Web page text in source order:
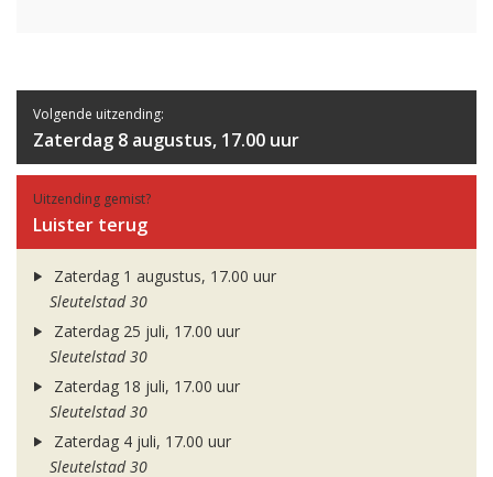
Volgende uitzending:
Zaterdag 8 augustus, 17.00 uur
Uitzending gemist?
Luister terug
Zaterdag 1 augustus, 17.00 uur
Sleutelstad 30
Zaterdag 25 juli, 17.00 uur
Sleutelstad 30
Zaterdag 18 juli, 17.00 uur
Sleutelstad 30
Zaterdag 4 juli, 17.00 uur
Sleutelstad 30